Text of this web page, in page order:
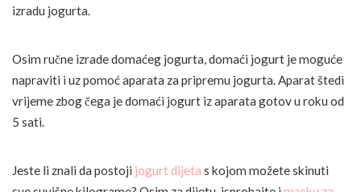
izradu jogurta.
Osim ručne izrade domaćeg jogurta, domaći jogurt je moguće
napraviti i uz pomoć aparata za pripremu jogurta. Aparat štedi
vrijeme zbog čega je domaći jogurt iz aparata gotov u roku od
5 sati.
Jeste li znali da postoji jogurt dijeta s kojom možete skinuti